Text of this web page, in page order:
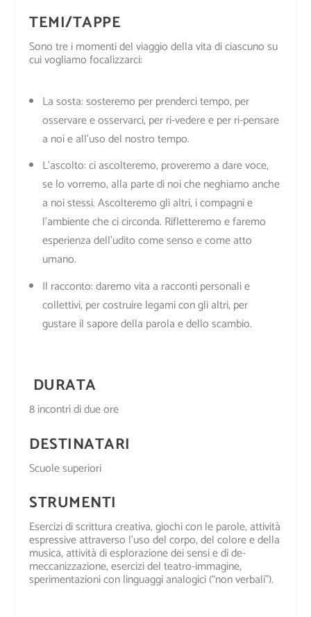
TEMI/TAPPE
Sono tre i momenti del viaggio della vita di ciascuno su
cui vogliamo focalizzarci:
La sosta: sosteremo per prenderci tempo, per
osservare e osservarci, per ri-vedere e per ri-pensare
a noi e all’uso del nostro tempo.
L’ascolto: ci ascolteremo, proveremo a dare voce,
se lo vorremo, alla parte di noi che neghiamo anche
a noi stessi. Ascolteremo gli altri, i compagni e
l’ambiente che ci circonda. Rifletteremo e faremo
esperienza dell’udito come senso e come atto
umano.
Il racconto: daremo vita a racconti personali e
collettivi, per costruire legami con gli altri, per
gustare il sapore della parola e dello scambio.
DURATA
8 incontri di due ore
DESTINATARI
Scuole superiori
STRUMENTI
Esercizi di scrittura creativa, giochi con le parole, attività
espressive attraverso l’uso del corpo, del colore e della
musica, attività di esplorazione dei sensi e di de-
meccanizzazione, esercizi del teatro-immagine,
sperimentazioni con linguaggi analogici (“non verbali”).